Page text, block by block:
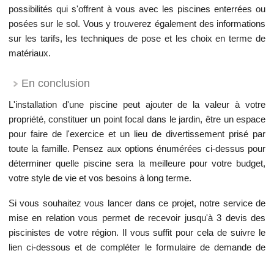
possibilités qui s'offrent à vous avec les piscines enterrées ou
posées sur le sol. Vous y trouverez également des informations
sur les tarifs, les techniques de pose et les choix en terme de
matériaux.
En conclusion
L'installation d'une piscine peut ajouter de la valeur à votre
propriété, constituer un point focal dans le jardin, être un espace
pour faire de l'exercice et un lieu de divertissement prisé par
toute la famille. Pensez aux options énumérées ci-dessus pour
déterminer quelle piscine sera la meilleure pour votre budget,
votre style de vie et vos besoins à long terme.
Si vous souhaitez vous lancer dans ce projet, notre service de
mise en relation vous permet de recevoir jusqu'à 3 devis des
piscinistes de votre région. Il vous suffit pour cela de suivre le
lien ci-dessous et de compléter le formulaire de demande de